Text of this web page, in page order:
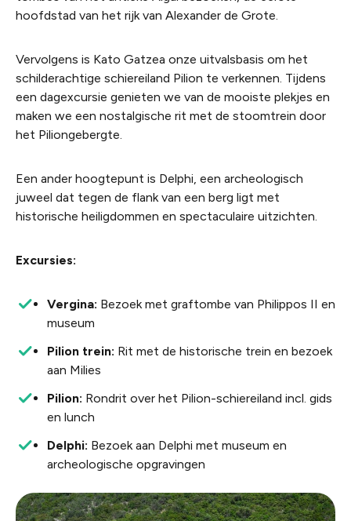
hoofdstad van het rijk van Alexander de Grote.
Vervolgens is Kato Gatzea onze uitvalsbasis om het
schilderachtige schiereiland Pilion te verkennen. Tijdens
een dagexcursie genieten we van de mooiste plekjes en
maken we een nostalgische rit met de stoomtrein door
het Piliongebergte.
Een ander hoogtepunt is Delphi, een archeologisch
juweel dat tegen de flank van een berg ligt met
historische heiligdommen en spectaculaire uitzichten.
Excursies:
Vergina: Bezoek met graftombe van Philippos II en
museum
Pilion trein: Rit met de historische trein en bezoek
aan Milies
Pilion: Rondrit over het Pilion-schiereiland incl. gids
en lunch
Delphi: Bezoek aan Delphi met museum en
archeologische opgravingen